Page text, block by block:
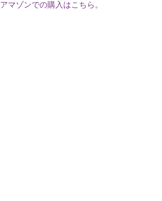
アマゾンでの購入はこちら。